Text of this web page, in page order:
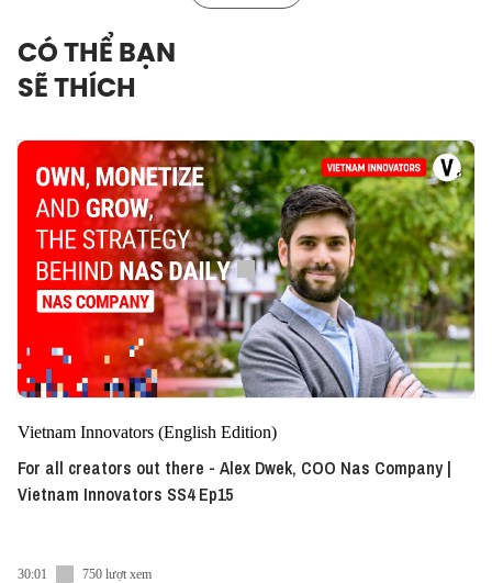
CÓ THỂ BẠN
SẼ THÍCH
Vietnam Innovators (English Edition)
For all creators out there - Alex Dwek, COO Nas Company |
Vietnam Innovators SS4 Ep15
30:01 750 lượt xem